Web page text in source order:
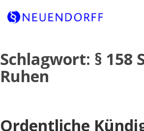
to
content
Schlagwort: § 158
Ruhen
Ordentliche